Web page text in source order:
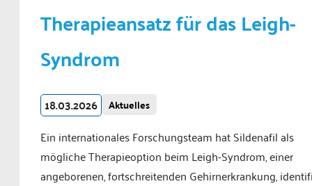
Therapieansatz für das Leigh-
Syndrom
18.03.2026 Aktuelles
Ein internationales Forschungsteam hat Sildenafil als
mögliche Therapieoption beim Leigh-Syndrom, einer
angeborenen, fortschreitenden Gehirnerkrankung,